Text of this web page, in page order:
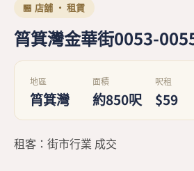
🏪 店舖 · 租賃
筲箕灣金華街0053-
地區
筲箕灣
面積
約850呎
呎租
$59
租客：街市行業 成交